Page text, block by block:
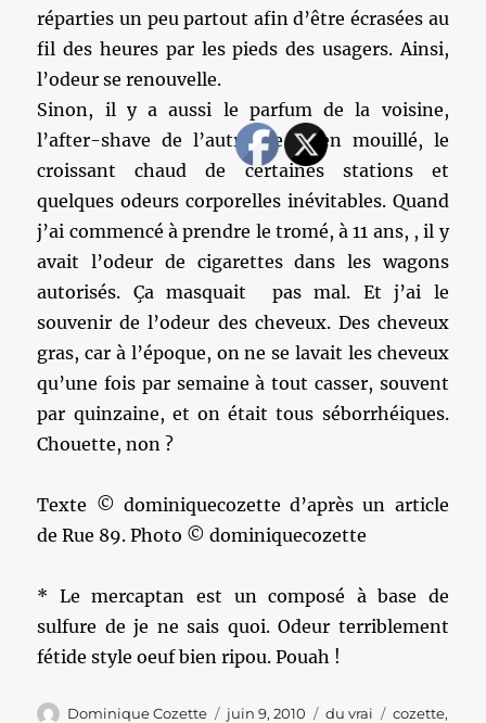
réparties un peu partout afin d’être écrasées au
fil des heures par les pieds des usagers. Ainsi,
l’odeur se renouvelle.
Sinon, il y a aussi le parfum de la voisine,
l’after-shave de l’autre, le chien mouillé, le
croissant chaud de certaines stations et
quelques odeurs corporelles inévitables. Quand
j’ai commencé à prendre le tromé, à 11 ans, , il y
avait l’odeur de cigarettes dans les wagons
autorisés. Ça masquait pas mal. Et j’ai le
souvenir de l’odeur des cheveux. Des cheveux
gras, car à l’époque, on ne se lavait les cheveux
qu’une fois par semaine à tout casser, souvent
par quinzaine, et on était tous séborrhéiques.
Chouette, non ?
Texte © dominiquecozette d’après un article
de Rue 89. Photo © dominiquecozette
* Le mercaptan est un composé à base de
sulfure de je ne sais quoi. Odeur terriblement
fétide style oeuf bien ripou. Pouah !
Auteur
Dominique Cozette
Publié
juin 9, 2010 Catégories
du vrai Étiquettes
cozette,